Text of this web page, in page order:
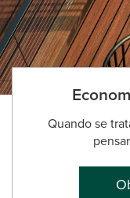
Quando se